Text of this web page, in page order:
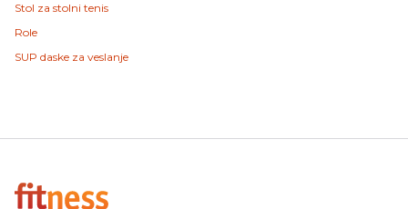
Stol za stolni tenis
Role
SUP daske za veslanje